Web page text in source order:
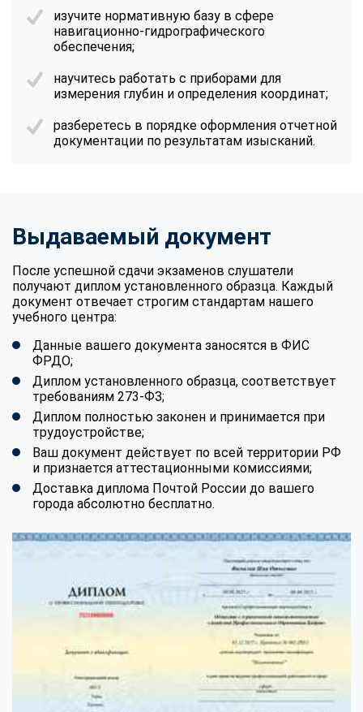
изучите нормативную базу в сфере
навигационно-гидрографического
обеспечения;
научитесь работать с приборами для
измерения глубин и определения координат;
разберетесь в порядке оформления отчетной
документации по результатам изысканий.
Выдаваемый документ
После успешной сдачи экзаменов слушатели
получают диплом установленного образца. Каждый
документ отвечает строгим стандартам нашего
учебного центра:
Данные вашего документа заносятся в ФИС
ФРДО;
Диплом установленного образца, соответствует
требованиям 273-ФЗ;
Диплом полностью законен и принимается при
трудоустройстве;
Ваш документ действует по всей территории РФ
и признается аттестационными комиссиями;
Доставка диплома Почтой России до вашего
города абсолютно бесплатно.